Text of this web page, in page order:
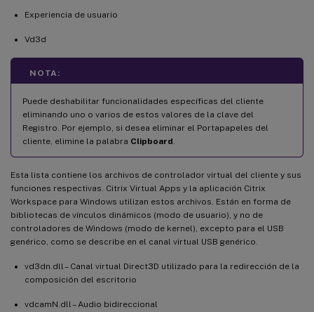
Experiencia de usuario
Vd3d
NOTA:
Puede deshabilitar funcionalidades específicas del cliente
eliminando uno o varios de estos valores de la clave del
Registro. Por ejemplo, si desea eliminar el Portapapeles del
cliente, elimine la palabra Clipboard
Esta lista contiene los archivos de controlador virtual del cliente y sus
funciones respectivas. Citrix Virtual Apps y la aplicación Citrix
Workspace para Windows utilizan estos archivos. Están en forma de
bibliotecas de vínculos dinámicos (modo de usuario), y no de
controladores de Windows (modo de kernel), excepto para el USB
genérico, como se describe en el canal virtual USB genérico.
vd3dn.dll – Canal virtual Direct3D utilizado para la redirección de la
composición del escritorio
vdcamN.dll – Audio bidireccional